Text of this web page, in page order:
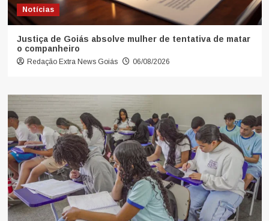
Notícias
Justiça de Goiás absolve mulher de tentativa de matar
o companheiro
Redação Extra News Goiás 06/08/2026